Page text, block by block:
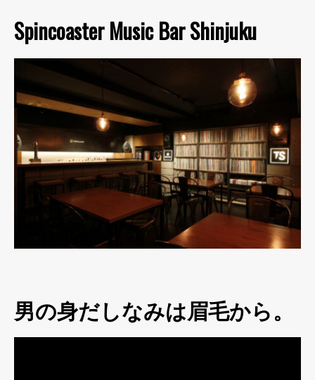
Spincoaster Music Bar Shinjuku
男の身だしなみは眉毛から。